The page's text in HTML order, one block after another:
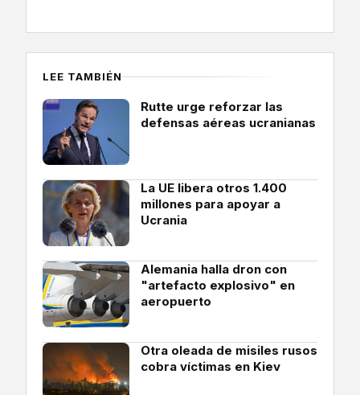
LEE TAMBIÉN
Rutte urge reforzar las
defensas aéreas ucranianas
La UE libera otros 1.400
millones para apoyar a
Ucrania
Alemania halla dron con
"artefacto explosivo" en
aeropuerto
Otra oleada de misiles rusos
cobra víctimas en Kiev